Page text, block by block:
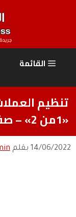
القائمة
تنظيم
«1من 2» – صفحة الشعب
14/06/2022 بقلم